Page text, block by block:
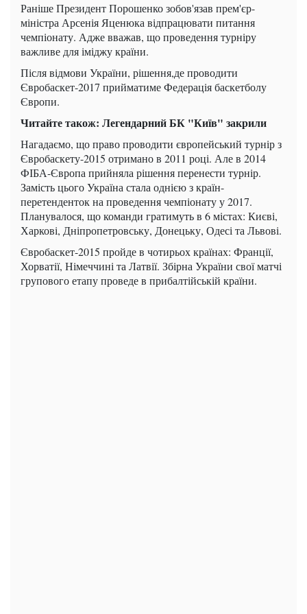
Раніше Президент Порошенко зобов'язав прем'єр-
міністра Арсенія Яценюка відпрацювати питання
чемпіонату. Адже вважав, що проведення турніру
важливе для іміджу країни.
Після відмови України, рішення,де проводити
Євробаскет-2017 прийматиме Федерація баскетболу
Європи.
Читайте також: Легендарний БК "Київ" закрили
Нагадаємо, що право проводити європейський турнір з
Євробаскету-2015 отримано в 2011 році. Але в 2014
ФІБА-Європа прийняла рішення перенести турнір.
Замість цього Україна стала однією з країн-
перетенденток на проведення чемпіонату у 2017.
Планувалося, що команди гратимуть в 6 містах: Києві,
Харкові, Дніпропетровську, Донецьку, Одесі та Львові.
Євробаскет-2015 пройде в чотирьох країнах: Франції,
Хорватії, Німеччині та Латвії. Збірна України свої матчі
групового етапу проведе в прибалтійській країни.